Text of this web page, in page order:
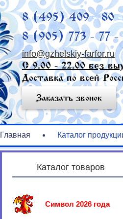
8 (495) 409 - 80
8 (905) 773 - 77 -
info@gzhelskiy-farfor.ru
С 9.00 - 22.00 без
Доставка по всей
Заказать звонок
Главная Каталог
Каталог товаров
Символ 2026 года